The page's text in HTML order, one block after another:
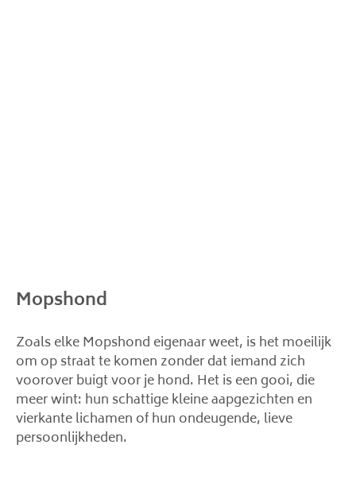
Mopshond
Zoals elke Mopshond eigenaar weet, is het moeilijk
om op straat te komen zonder dat iemand zich
voorover buigt voor je hond. Het is een gooi, die
meer wint: hun schattige kleine aapgezichten en
vierkante lichamen of hun ondeugende, lieve
persoonlijkheden.